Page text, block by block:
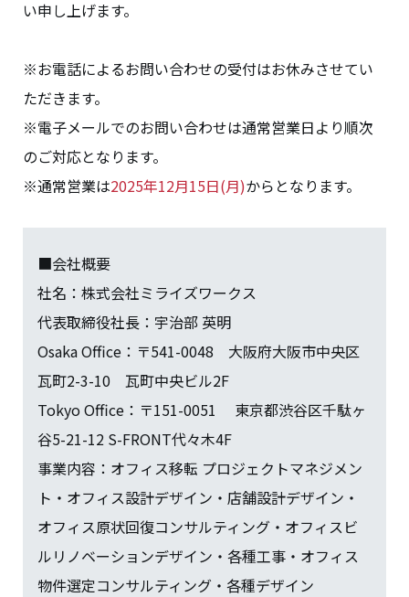
い申し上げます。
※お電話によるお問い合わせの受付はお休みさせてい
ただきます。
※電子メールでのお問い合わせは通常営業日より順次
のご対応となります。
※通常営業は2025年12月15日(月)からとなります。
■会社概要
社名：株式会社ミライズワークス
代表取締役社長：宇治部 英明
Osaka Office：〒541-0048 大阪府大阪市中央区
瓦町2-3-10 瓦町中央ビル2F
Tokyo Office：〒151-0051 東京都渋谷区千駄ヶ
谷5-21-12 S-FRONT代々木4F
事業内容：オフィス移転 プロジェクトマネジメン
ト・オフィス設計デザイン・店舗設計デザイン・
オフィス原状回復コンサルティング・オフィスビ
ルリノベーションデザイン・各種工事・オフィス
物件選定コンサルティング・各種デザイン